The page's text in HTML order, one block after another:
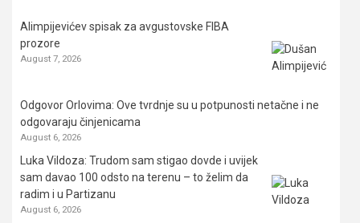
Alimpijevićev spisak za avgustovske FIBA
prozore
August 7, 2026
Odgovor Orlovima: ​Ove tvrdnje su u potpunosti netačne i ne
odgovaraju činjenicama
August 6, 2026
Luka Vildoza: Trudom sam stigao dovde i uvijek
sam davao 100 odsto na terenu – to želim da
radim i u Partizanu
August 6, 2026